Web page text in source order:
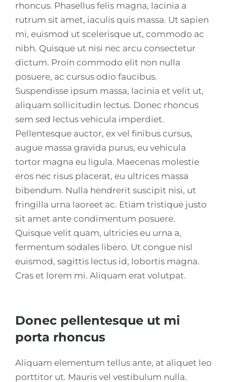
rhoncus. Phasellus felis magna, lacinia a
rutrum sit amet, iaculis quis massa. Ut sapien
mi, euismod ut scelerisque ut, commodo ac
nibh. Quisque ut nisi nec arcu consectetur
dictum. Proin commodo elit non nulla
posuere, ac cursus odio faucibus.
Suspendisse ipsum massa, lacinia et velit ut,
aliquam sollicitudin lectus. Donec rhoncus
sem sed lectus vehicula imperdiet.
Pellentesque auctor, ex vel finibus cursus,
augue massa gravida purus, eu vehicula
tortor magna eu ligula. Maecenas molestie
eros nec risus placerat, eu ultrices massa
bibendum. Nulla hendrerit suscipit nisi, ut
fringilla urna laoreet ac. Etiam tristique justo
sit amet ante condimentum posuere.
Quisque velit quam, ultricies eu urna a,
fermentum sodales libero. Ut congue nisl
euismod, sagittis lectus id, lobortis magna.
Cras et lorem mi. Aliquam erat volutpat.
Donec pellentesque ut mi
porta rhoncus
Aliquam elementum tellus ante, at aliquet leo
porttitor ut. Mauris vel vestibulum nulla.